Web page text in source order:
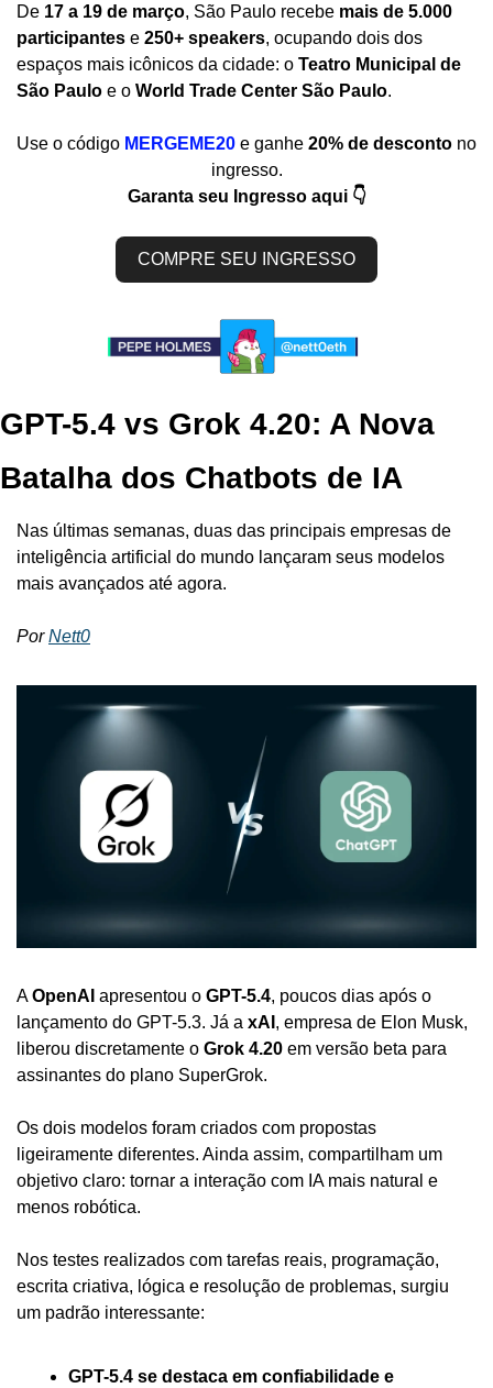
De 17 a 19 de março, São Paulo recebe mais de 5.000
participantes e 250+ speakers, ocupando dois dos
espaços mais icônicos da cidade: o Teatro Municipal de
São Paulo e o World Trade Center São Paulo.
Use o código MERGEME20 e ganhe 20% de desconto no
ingresso.
Garanta seu Ingresso aqui 👇
COMPRE SEU INGRESSO
GPT-5.4 vs Grok 4.20: A Nova
Batalha dos Chatbots de IA
Nas últimas semanas, duas das principais empresas de
inteligência artificial do mundo lançaram seus modelos
mais avançados até agora.
Por Nett0
A OpenAI apresentou o GPT-5.4, poucos dias após o
lançamento do GPT-5.3. Já a xAI , empresa de Elon Musk,
liberou discretamente o Grok 4.20 em versão beta para
assinantes do plano SuperGrok.
Os dois modelos foram criados com propostas
ligeiramente diferentes. Ainda assim, compartilham um
objetivo claro: tornar a interação com IA mais natural e
menos robótica.
Nos testes realizados com tarefas reais, programação,
escrita criativa, lógica e resolução de problemas, surgiu
um padrão interessante:
GPT-5.4 se destaca em confiabilidade e